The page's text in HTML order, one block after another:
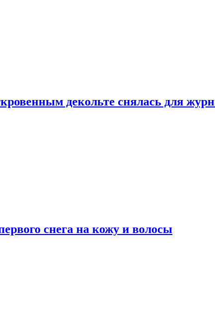
декольте снялась для
снега на кожу и волосы